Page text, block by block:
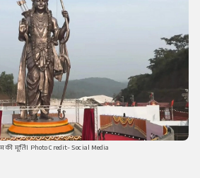
की मूर्ति। Photo Credit- Social Media